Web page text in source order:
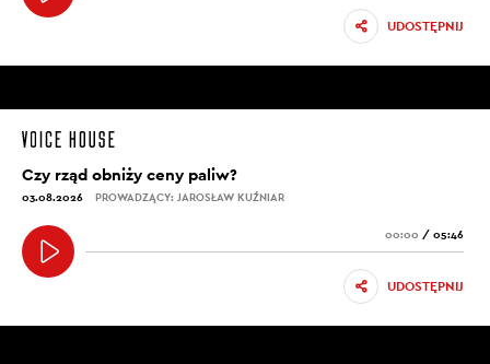
UDOSTĘPNIJ
Czy rząd obniży ceny paliw?
03.08.2026 PROWADZĄCY: JAROSŁAW KUŹNIAR
00:00 / 05:46
UDOSTĘPNIJ